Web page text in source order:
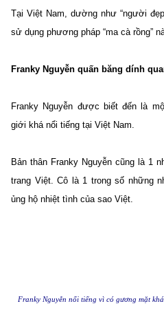
Tại Việt Nam, dường như “người
sử dụng phương pháp “ma cà rồng”
Franky Nguyễn quấn băng dính
Franky Nguyễn được biết đến là
giới khá nổi tiếng tại Việt Nam.
Bản thân Franky Nguyễn cũng là 1
trang Việt. Cô là 1 trong số những
ủng hộ nhiệt tình của sao Việt.
Franky Nguyễn nổi tiếng vì có gương mặt